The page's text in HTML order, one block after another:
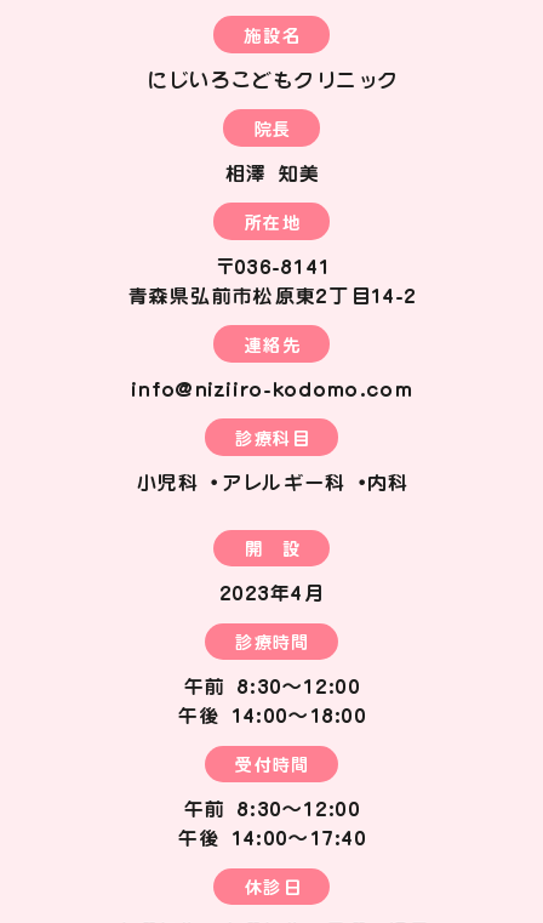
施設名
にじいろこどもクリニック
院長
相澤 知美
所在地
〒036-8141
青森県弘前市松原東2丁目14-2
連絡先
info@niziiro-kodomo.com
診療科目
小児科・アレルギー科・内科
開 設
2023年4月
診療時間
午前 8:30～12:00
午後 14:00～18:00
受付時間
午前 8:30～12:00
午後 14:00～17:40
休診日